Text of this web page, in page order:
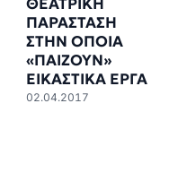
ΘΕΑΤΡΙΚΗ
ΠΑΡΑΣΤΑΣΗ
ΣΤΗΝ ΟΠΟΙΑ
«ΠΑΙΖΟΥΝ»
ΕΙΚΑΣΤΙΚΑ ΕΡΓΑ
02.04.2017